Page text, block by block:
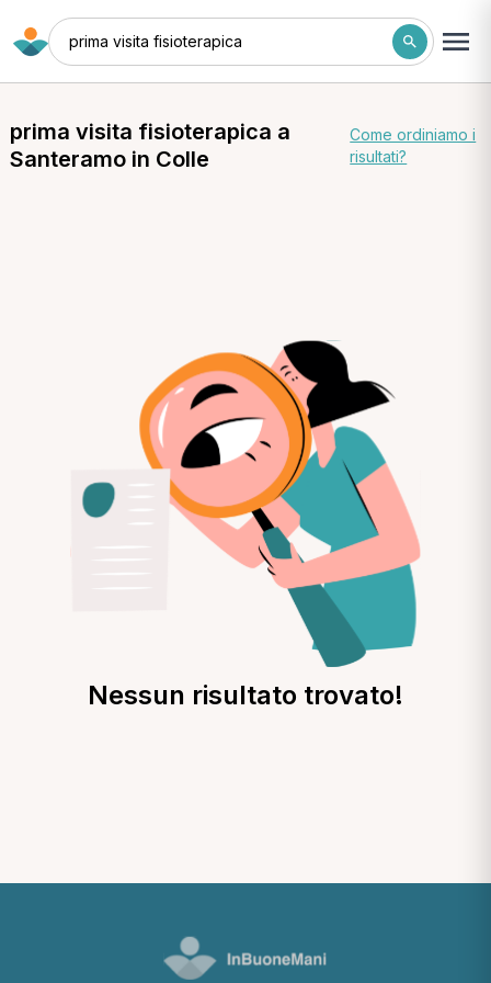
prima visita fisioterapica
prima visita fisioterapica a
Santeramo in Colle
Come ordiniamo i
risultati?
Nessun risultato trovato!